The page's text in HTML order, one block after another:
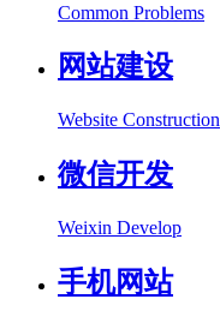
Common Problems
网站建设
Website Construction
微信开发
Weixin Develop
手机网站